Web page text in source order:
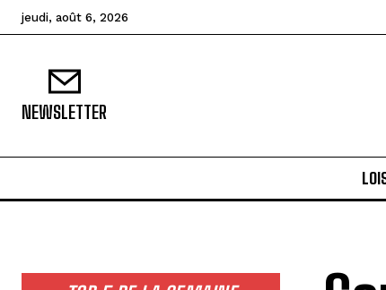
jeudi, août 6, 2026
NEWSLETTER